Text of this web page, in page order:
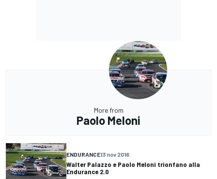
More from
Paolo Meloni
ENDURANCE13 nov 2016
Walter Palazzo e Paolo Meloni trionfano alla
Endurance 2.0